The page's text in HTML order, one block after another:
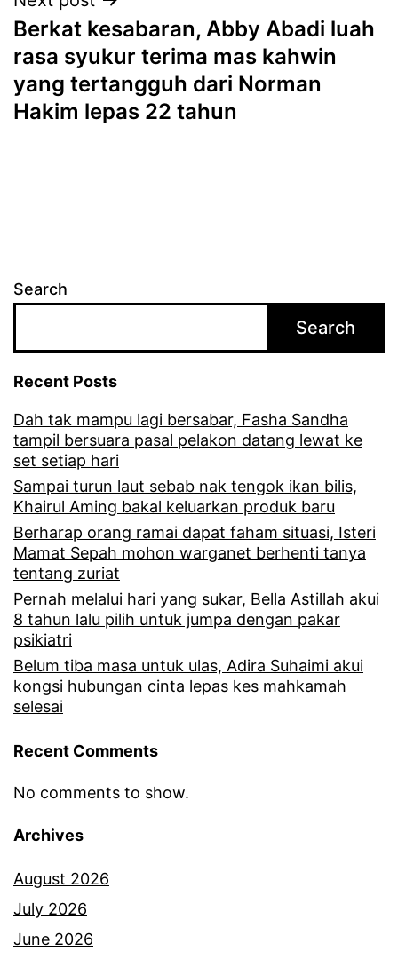
Berkat kesabaran, Abby Abadi luah
rasa syukur terima mas kahwin
yang tertangguh dari Norman
Hakim lepas 22 tahun
Search
Search
Recent Posts
Dah tak mampu lagi bersabar, Fasha Sandha
tampil bersuara pasal pelakon datang lewat ke
set setiap hari
Sampai turun laut sebab nak tengok ikan bilis,
Khairul Aming bakal keluarkan produk baru
Berharap orang ramai dapat faham situasi, Isteri
Mamat Sepah mohon warganet berhenti tanya
tentang zuriat
Pernah melalui hari yang sukar, Bella Astillah akui
8 tahun lalu pilih untuk jumpa dengan pakar
psikiatri
Belum tiba masa untuk ulas, Adira Suhaimi akui
kongsi hubungan cinta lepas kes mahkamah
selesai
Recent Comments
No comments to show.
Archives
August 2026
July 2026
June 2026